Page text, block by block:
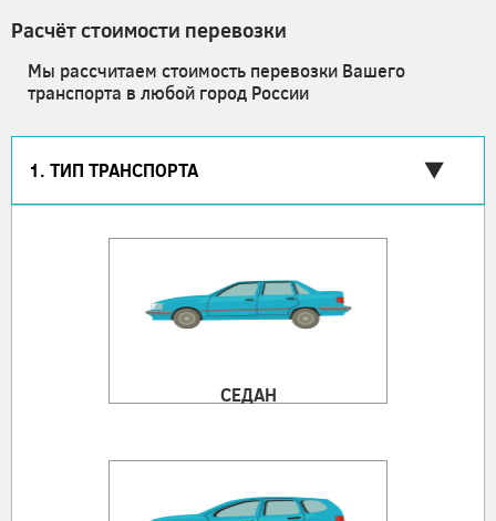
Расчёт стоимости перевозки
Мы рассчитаем стоимость перевозки Вашего
транспорта в любой город России
1. ТИП ТРАНСПОРТА
СЕДАН